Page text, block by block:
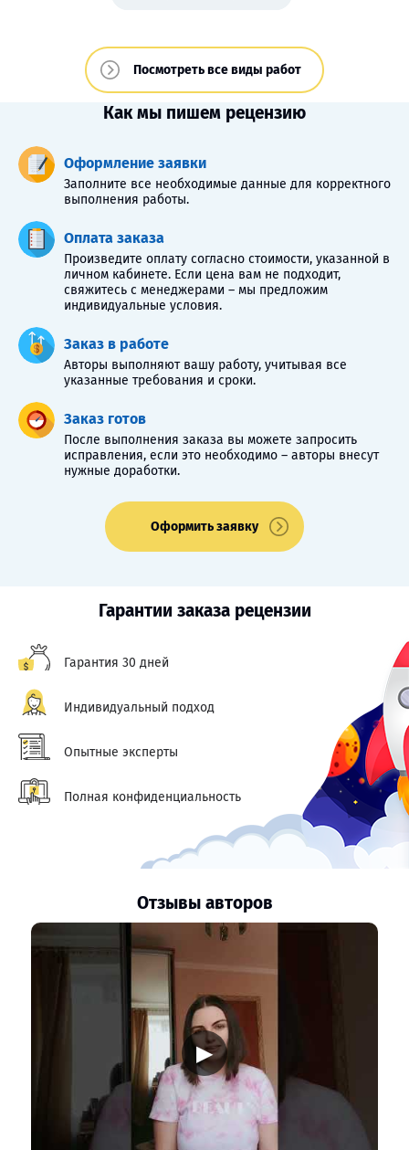
Посмотреть все виды работ
Как мы пишем рецензию
Оформление заявки
Заполните все необходимые данные для корректного
выполнения работы.
Оплата заказа
Произведите оплату согласно стоимости, указанной в
личном кабинете. Если цена вам не подходит,
свяжитесь с менеджерами – мы предложим
индивидуальные условия.
Заказ в работе
Авторы выполняют вашу работу, учитывая все
указанные требования и сроки.
Заказ готов
После выполнения заказа вы можете запросить
исправления, если это необходимо – авторы внесут
нужные доработки.
Оформить заявку
Гарантии заказа рецензии
Гарантия 30 дней
Индивидуальный подход
Опытные эксперты
Полная конфиденциальность
Отзывы авторов
▶